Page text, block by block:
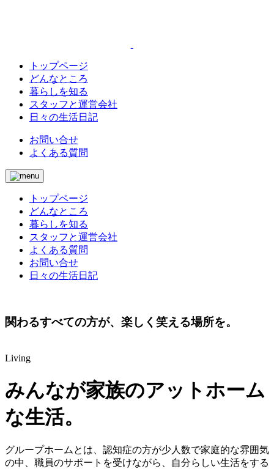
トップページ
どんなところ
暮らしを知る
スタッフと運営会社
日々の生活日記
お問い合せ
よくある質問
トップページ
どんなところ
暮らしを知る
スタッフと運営会社
よくある質問
お問い合せ
日々の生活日記
関わるすべての方が、 楽しく笑える場所を。
Living
みんなが家族のアットホーム
な生活。
グループホームとは、認知症の方が少人数で家庭的な雰囲気
の中、職員のサポートを受けながら、自分らしい生活をする